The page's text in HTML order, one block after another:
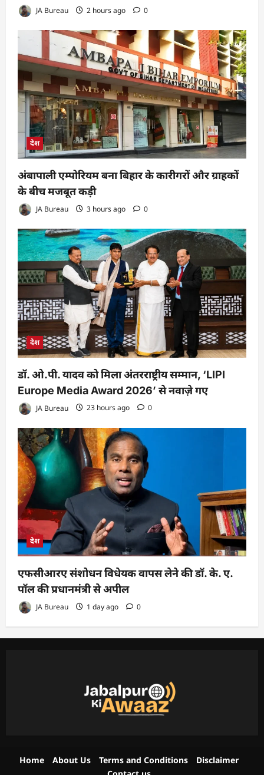
JA Bureau 2 hours ago 0
देश
अंबापाली एम्पोरियम बना बिहार के कारीगरों और ग्राहकों
के बीच मजबूत कड़ी
JA Bureau 3 hours ago 0
देश
डॉ. ओ.पी. यादव को मिला अंतरराष्ट्रीय सम्मान, ‘LIPI
Europe Media Award 2026’ से नवाज़े गए
JA Bureau 23 hours ago 0
देश
एफसीआरए संशोधन विधेयक वापस लेने की डॉ. के. ए.
पॉल की प्रधानमंत्री से अपील
JA Bureau 1 day ago 0
Home About Us Terms and Conditions
Disclaimer